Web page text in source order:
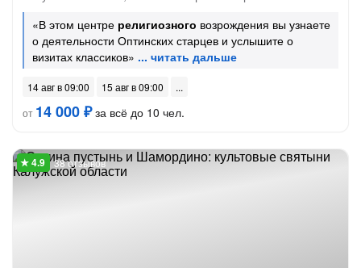
«В этом центре религиозного возрождения вы узнаете
о деятельности Оптинских старцев и услышите о
визитах классиков»
14 авг в 09:00
15 авг в 09:00
от 14 000 ₽за всё до 10 чел.
38 отзывов